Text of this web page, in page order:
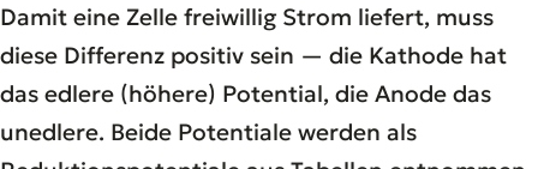
Damit eine Zelle freiwillig Strom liefert, muss
diese Differenz positiv sein — die Kathode hat
das edlere (höhere) Potential, die Anode das
unedlere. Beide Potentiale werden als